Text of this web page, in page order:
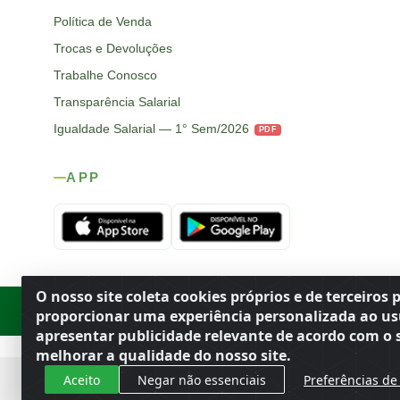
O nosso site coleta cookies próprios e de terceiros
proporcionar uma experiência personalizada ao
apresentar publicidade relevante de acordo com o
melhorar a qualidade do nosso site.
Aceito Negar não essenciais Preferências de
Política de Venda
Trocas e Devoluções
Trabalhe Conosco
Transparência Salarial
Igualdade Salarial — 1° Sem/2026
PDF
APP
Rod. SP-215, s/n, km 98 — Área Rural Porto Ferreira/ ·